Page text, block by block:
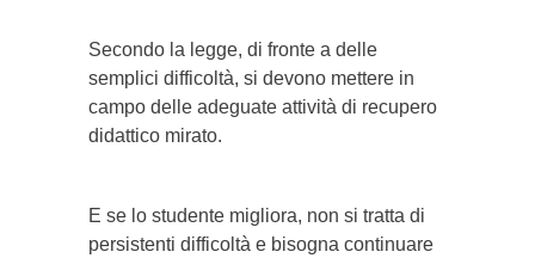
Secondo la legge, di fronte a delle
semplici difficoltà, si devono mettere in
campo delle adeguate attività di recupero
didattico mirato.
E se lo studente migliora, non si tratta di
persistenti difficoltà e bisogna continuare